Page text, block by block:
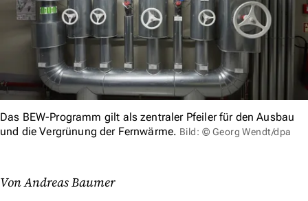
Das BEW-Programm gilt als zentraler Pfeiler für den Ausbau
und die Vergrünung der Fernwärme. Bild: © Georg Wendt/dpa
Von Andreas Baumer